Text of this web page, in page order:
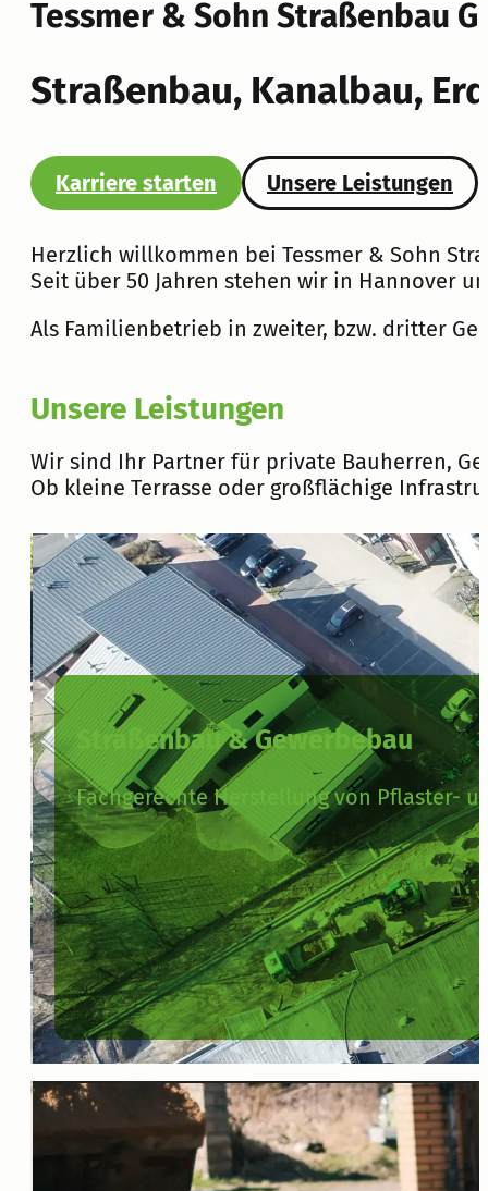
Tessmer & Sohn Straßenbau
Straßenbau, Kanalbau,
Karriere starten Unsere Leistungen
Herzlich willkommen bei Tessmer & Sohn
Seit über 50 Jahren stehen wir in Hannover
Als Familienbetrieb in zweiter, bzw. dritter
Unsere Leistungen
Wir sind Ihr Partner für private Bauherren,
Ob kleine Terrasse oder großflächige
Straßenbau & Gewerbebau
Fachgerechte Herstellung von Pflaster-